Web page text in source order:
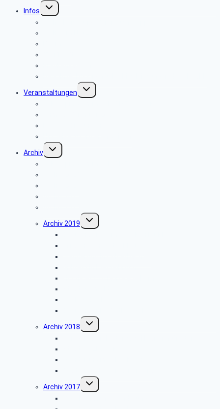
Infos
Untermenü
umschalten
Veranstaltungen
Untermenü
umschalten
Archiv
Untermenü
umschalten
Archiv 2019
Untermenü
umschalten
Archiv 2018
Untermenü
umschalten
Archiv 2017
Untermenü
umschalten